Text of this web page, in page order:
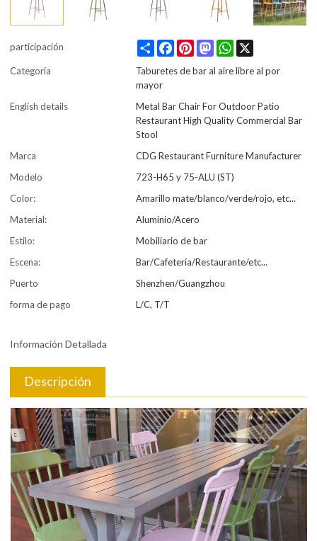
participación Share FacebookPinterestMastodonWhatsApp
Categoría
Taburetes de bar al aire libre al por
mayor
English details
Metal Bar Chair For Outdoor Patio
Restaurant High Quality Commercial Bar
Stool
Marca
CDG Restaurant Furniture Manufacturer
Modelo
723-H65 y 75-ALU (ST)
Color:
Amarillo mate/blanco/verde/rojo, etc...
Material:
Aluminio/Acero
Estilo:
Mobiliario de bar
Escena:
Bar/Cafetería/Restaurante/etc...
Puerto
Shenzhen/Guangzhou
forma de pago
L/C, T/T
Información Detallada
Descripción